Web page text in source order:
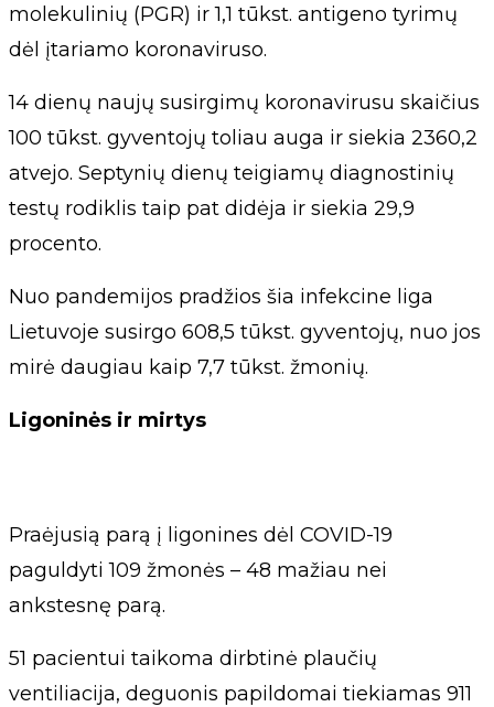
molekulinių (PGR) ir 1,1 tūkst. antigeno tyrimų
dėl įtariamo koronaviruso.
14 dienų naujų susirgimų koronavirusu skaičius
100 tūkst. gyventojų toliau auga ir siekia 2360,2
atvejo. Septynių dienų teigiamų diagnostinių
testų rodiklis taip pat didėja ir siekia 29,9
procento.
Nuo pandemijos pradžios šia infekcine liga
Lietuvoje susirgo 608,5 tūkst. gyventojų, nuo jos
mirė daugiau kaip 7,7 tūkst. žmonių.
Ligoninės ir mirtys
Praėjusią parą į ligonines dėl COVID-19
paguldyti 109 žmonės – 48 mažiau nei
ankstesnę parą.
51 pacientui taikoma dirbtinė plaučių
ventiliacija, deguonis papildomai tiekiamas 911